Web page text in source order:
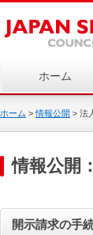
ホーム
ホーム >情報公開 > 法
情報公開
開示請求の手